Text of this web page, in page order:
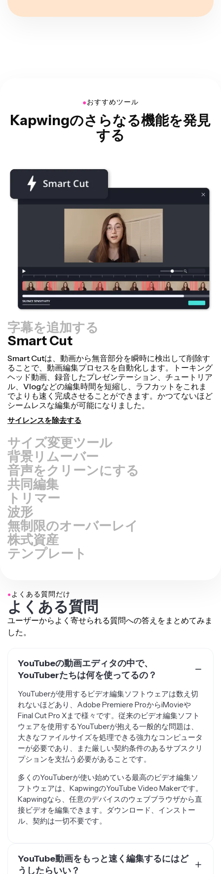
●おすすめツール
Kapwingのさらなる機能を発見
する
字幕を追加する
Smart Cut
サイズ変更ツール
サイズ変更キャンバス機能で、動画をより速く用途変更
し、よりプロフェッショナルに見せることができます！数
回クリックするだけで、1つの動画を、TikTok、
YouTube、Instagram、Twitter、Linkedinなど、他のあ
らゆるプラットフォームに適したサイズに調整することが
できます。
動画をサイズ変更する
背景リムーバー
音声をクリーンにする
共同編集
トリマー
波形
無制限のオーバーレイ
株式資産
テンプレート
● よくある質問だけ
よくある質問
ユーザーからよく寄せられる質問への答えをまとめてみま
した。
YouTubeの動画エディタの中で、
YouTuberたちは何を使ってるの？
YouTuberが使用するビデオ編集ソフトウェアは数え切
れないほどあり、Adobe Premiere ProからiMovieや
Final Cut Pro Xまで様々です。従来のビデオ編集ソフト
ウェアを使用するYouTuberが抱える一般的な問題は、
大きなファイルサイズを処理できる強力なコンピュータ
ーが必要であり、また厳しい契約条件のあるサブスクリ
プションを支払う必要があることです。
多くのYouTuberが使い始めている最高のビデオ編集ソ
フトウェアは、KapwingのYouTube Video Makerです。
Kapwingなら、任意のデバイスのウェブブラウザから直
接ビデオを編集できます。ダウンロード、インストー
ル、契約は一切不要です。
YouTube動画をもっと速く編集するにはど
うしたらいい？